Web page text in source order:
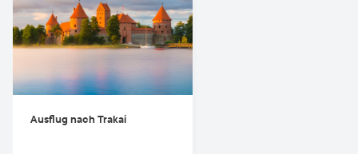
Ausflug nach Trakai